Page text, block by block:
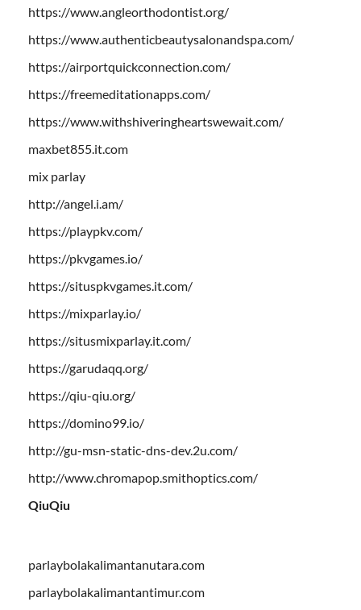
https://www.angleorthodontist.org/
https://www.authenticbeautysalonandspa.com/
https://airportquickconnection.com/
https://freemeditationapps.com/
https://www.withshiveringheartswewait.com/
maxbet855.it.com
mix parlay
http://angel.i.am/
https://playpkv.com/
https://pkvgames.io/
https://situspkvgames.it.com/
https://mixparlay.io/
https://situsmixparlay.it.com/
https://garudaqq.org/
https://qiu-qiu.org/
https://domino99.io/
http://gu-msn-static-dns-dev.2u.com/
http://www.chromapop.smithoptics.com/
QiuQiu
parlaybolakalimantanutara.com
parlaybolakalimantantimur.com